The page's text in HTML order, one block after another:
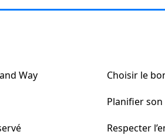
Way Choisir le
Planifier
Respecter